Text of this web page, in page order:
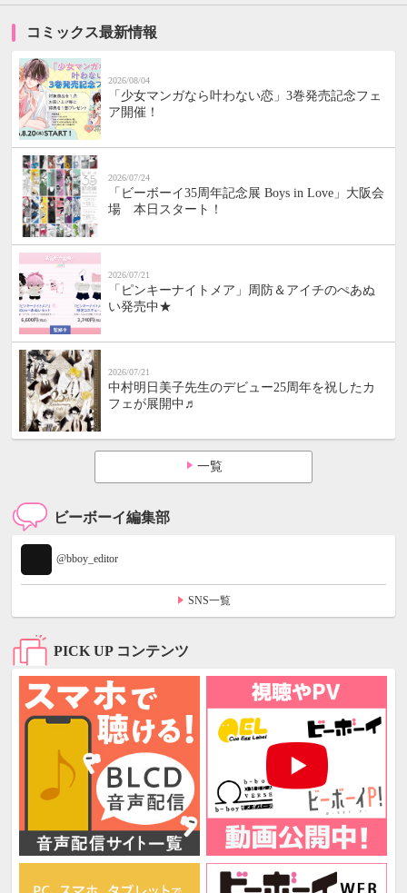
コミックス最新情報
2026/08/04
「少女マンガなら叶わない恋」3巻発売記念フェ
ア開催！
2026/07/24
「ビーボーイ35周年記念展 Boys in Love」大阪会
場 本日スタート！
2026/07/21
「ピンキーナイトメア」周防＆アイチのぺあぬ
い発売中★
2026/07/21
中村明日美子先生のデビュー25周年を祝したカ
フェが展開中♬
一覧
ビーボーイ編集部
@bboy_editor
SNS一覧
PICK UP コンテンツ